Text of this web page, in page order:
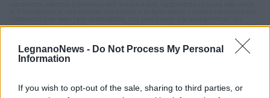
LegnanoNews - Do Not Process My Personal
Information
If you wish to opt-out of the sale, sharing to third parties, or
possono essere automaticamente pubblicati senza filtro preventivo. I commenti